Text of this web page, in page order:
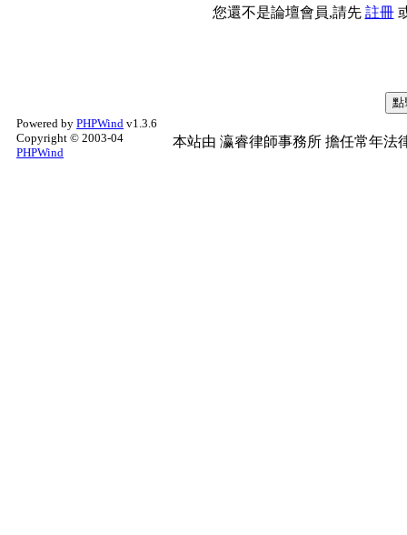
您還不是論壇會員,請先 註冊
Powered by PHPWind v1.3.6
Copyright © 2003-04
PHPWind
本站由 瀛睿律師事務所 擔任常年法